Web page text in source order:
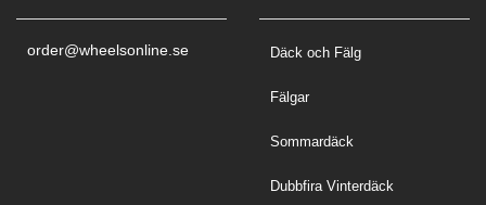
order@wheelsonline.se Däck och Fälg
Fälgar
Sommardäck
Dubbfira Vinterdäck